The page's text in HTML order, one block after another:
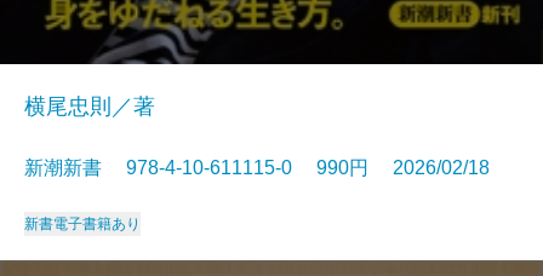
横尾忠則／著
新潮新書 978-4-10-611115-0 990円 2026/02/18
新書電子書籍あり